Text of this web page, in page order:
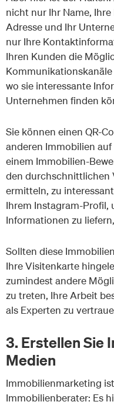
nicht nur Ihr Name,
Adresse und Ihr
nur Ihre
Ihren Kunden die
wo sie interessante
Unternehmen finden
Sie können einen QR-
anderen Immobilien
einem Immobilien-
den durchschnittlichen
ermitteln, zu
Ihrem Instagram-Profil,
Informationen zu
Sollten diese
Ihre Visitenkarte
zumindest andere
zu treten, Ihre Arbeit
als Experten zu
3. Erstellen Sie
Medien
Immobilienmarketing
Immobilienberater: Es